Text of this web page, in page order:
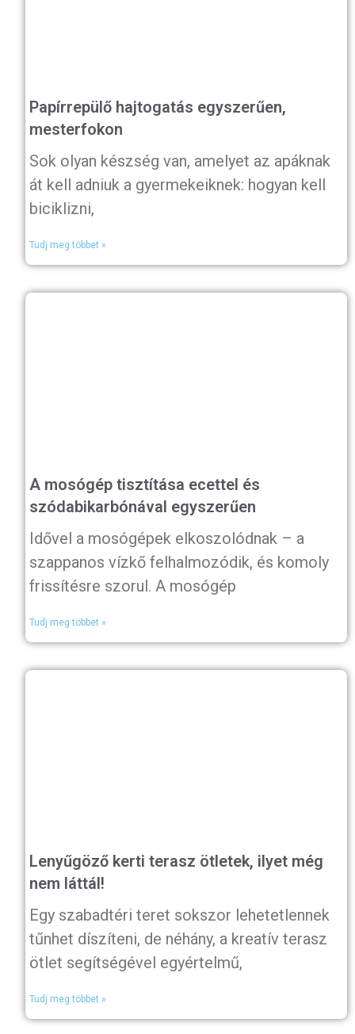
Papírrepülő hajtogatás egyszerűen,
mesterfokon
Sok olyan készség van, amelyet az apáknak
át kell adniuk a gyermekeiknek: hogyan kell
biciklizni,
Tudj meg többet »
A mosógép tisztítása ecettel és
szódabikarbónával egyszerűen
Idővel a mosógépek elkoszolódnak – a
szappanos vízkő felhalmozódik, és komoly
frissítésre szorul. A mosógép
Tudj meg többet »
Lenyűgöző kerti terasz ötletek, ilyet még
nem láttál!
Egy szabadtéri teret sokszor lehetetlennek
tűnhet díszíteni, de néhány, a kreatív terasz
ötlet segítségével egyértelmű,
Tudj meg többet »